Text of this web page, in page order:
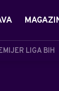
LIGA BIH